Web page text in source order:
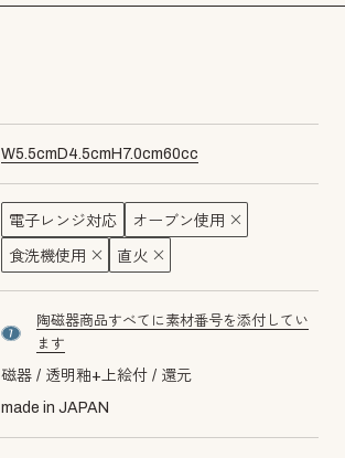
W5.5cm D4.5cm H 7.0cm60cc
電子レンジ対応 オーブン使用
食洗機使用 直火
material number7
陶磁器商品すべてに素材番号を添付してい
ます
磁器 透明釉+上絵付
還元
made in JAPAN